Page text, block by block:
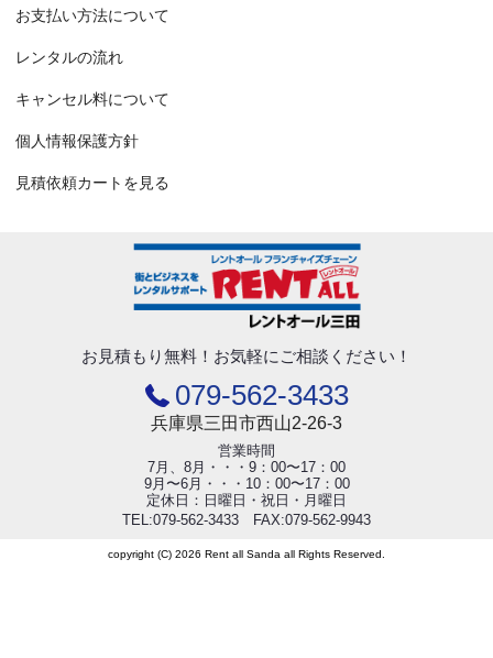
お支払い方法について
レンタルの流れ
キャンセル料について
個人情報保護方針
見積依頼カートを見る
お見積もり無料！ お気軽にご相談ください！
079-562-3433
兵庫県三田市西山2-26-3
営業時間
7月、8月・・・9：00〜17：00
9月〜6月・・・10：00〜17：00
定休日：日曜日・祝日・月曜日
TEL:079-562-3433 FAX:079-562-9943
copyright (C) 2026 Rent all Sanda all Rights Reserved.